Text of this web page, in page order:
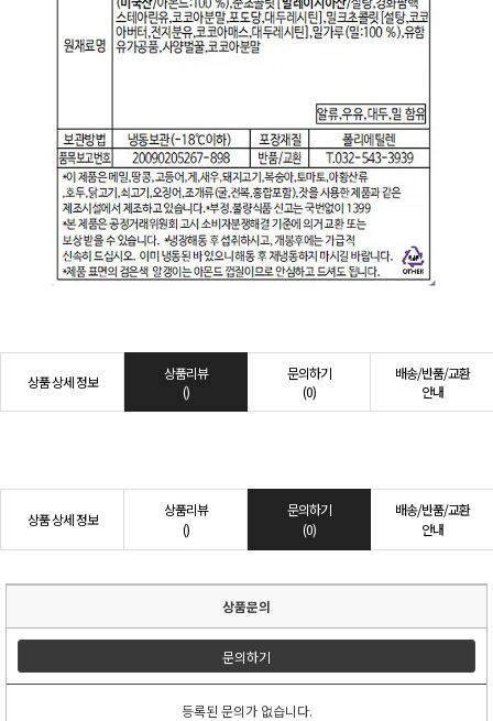
상품 상세 정보
상품리뷰
()
문의하기
(0)
배송/반품/교환
안내
상품 상세 정보
상품리뷰
()
문의하기
(0)
배송/반품/교환
안내
상품문의
문의하기
등록된 문의가 없습니다.